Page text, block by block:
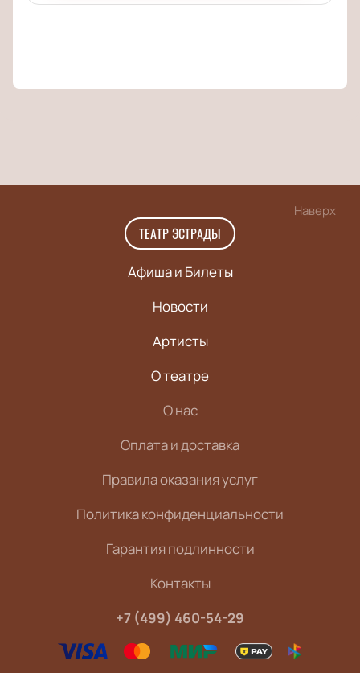
Наверх
ТЕАТР ЭСТРАДЫ
Афиша и Билеты
Новости
Артисты
О театре
О нас
Оплата и доставка
Правила оказания услуг
Политика конфиденциальности
Гарантия подлинности
Контакты
+7 (499) 460-54-29